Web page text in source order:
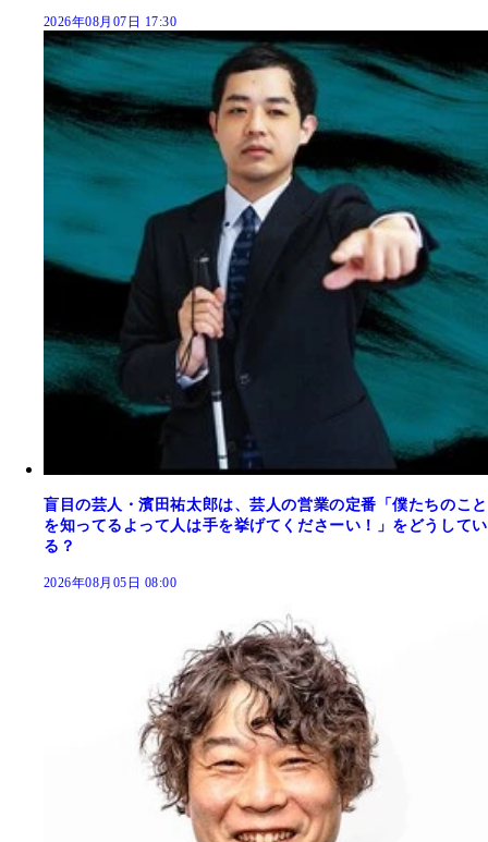
2026年08月07日 17:30
盲目の芸人・濱田祐太郎は、芸人の営業の定番「僕たちのこと
を知ってるよって人は手を挙げてくださーい！」をどうしてい
る？
2026年08月05日 08:00